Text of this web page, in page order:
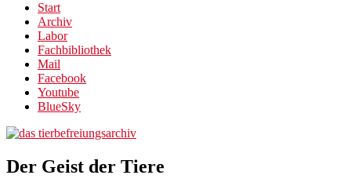
Start
Archiv
Labor
Fachbibliothek
Mail
Facebook
Youtube
BlueSky
Der Geist der Tiere